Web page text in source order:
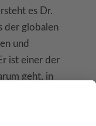
es Dr.
der globalen
und
ist einer der
geht, in
komplexe